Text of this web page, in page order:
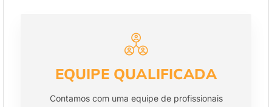
EQUIPE QUALIFICADA
Contamos com uma equipe de profissionais